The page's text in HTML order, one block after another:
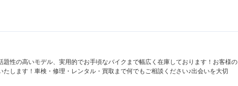
性の高いモデル、実用的でお手頃なバイクまで幅広く在庫しております！お客様の
します！車検・修理・レンタル・買取まで何でもご相談ください♪出会いを大切